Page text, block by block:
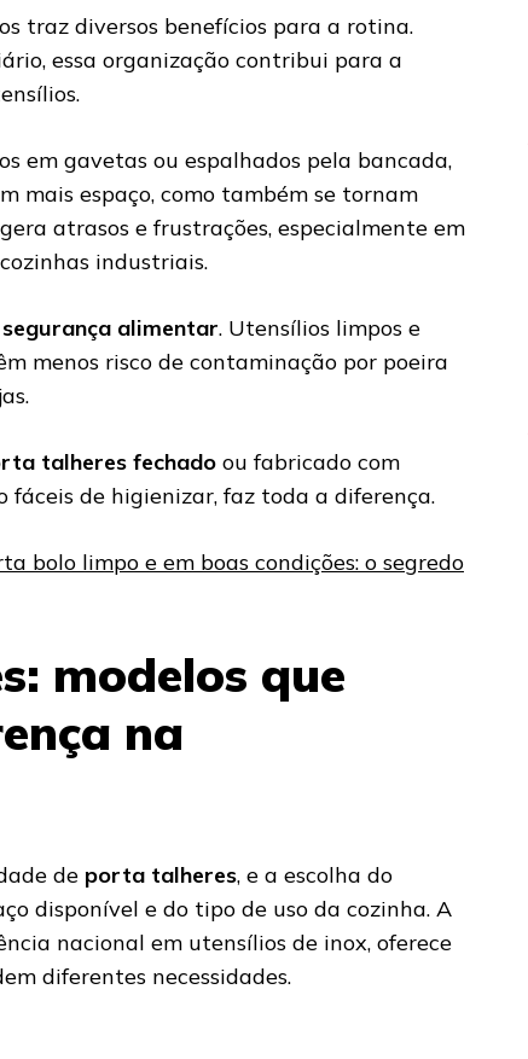
traz diversos benefícios para a rotina.
essa organização contribui para a
em gavetas ou espalhados pela bancada,
mais espaço, como também se tornam
atrasos e frustrações, especialmente em
industriais.
segurança alimentar. Utensílios limpos e
menos risco de contaminação por poeira
talheres fechado ou fabricado com
fáceis de higienizar, faz toda a diferença.
bolo limpo e em boas condições: o segredo
modelos que
na
de porta talheres, e a escolha do
disponível e do tipo de uso da cozinha. A
nacional em utensílios de inox, oferece
diferentes necessidades.